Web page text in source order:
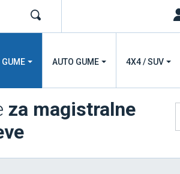
GUME AUTO GUME 4X4 / SUV
za magistralne